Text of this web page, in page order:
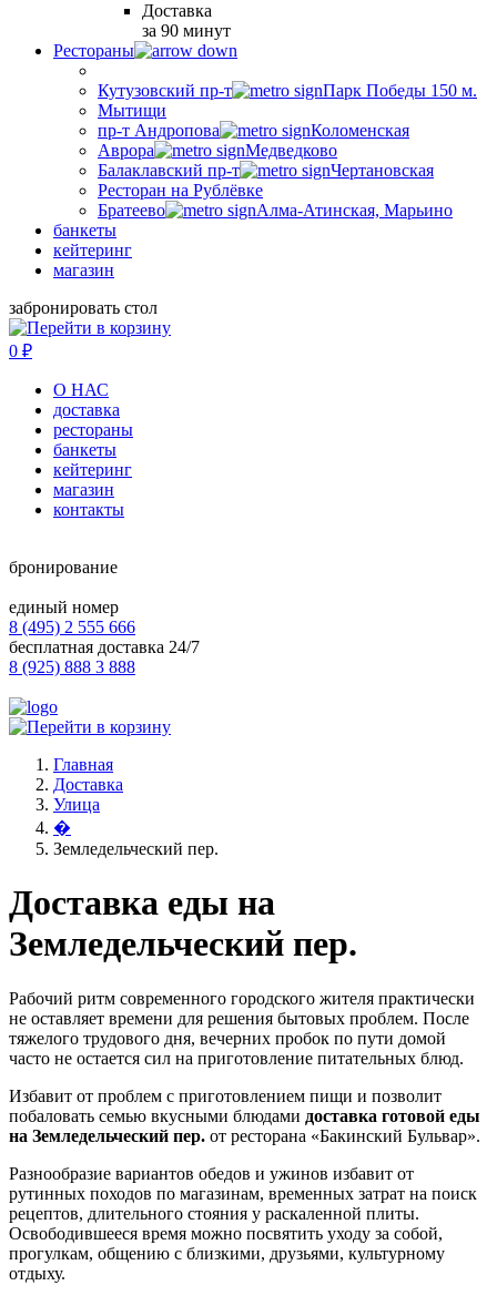
Доставка
за 90 минут
Рестораны
Кутузовский пр-т
Парк Победы 150 м.
Мытищи
пр-т Андропова
Коломенская
Аврора
Медведково
Балаклавский пр-т
Чертановская
Ресторан на Рублёвке
Братеево
Алма-Атинская, Марьино
банкеты
кейтеринг
магазин
забронировать стол
0 ₽
О НАС
доставка
рестораны
банкеты
кейтеринг
магазин
контакты
бронирование
единый номер
8 (495) 2 555 666
бесплатная доставка 24/7
8 (925) 888 3 888
Главная
Доставка
Улица
�
Земледельческий пер.
Доставка еды на
Земледельческий пер.
Рабочий ритм современного городского жителя практически
не оставляет времени для решения бытовых проблем. После
тяжелого трудового дня, вечерних пробок по пути домой
часто не остается сил на приготовление питательных блюд.
Избавит от проблем с приготовлением пищи и позволит
побаловать семью вкусными блюдами доставка готовой еды
на Земледельческий пер. от ресторана «Бакинский Бульвар».
Разнообразие вариантов обедов и ужинов избавит от
рутинных походов по магазинам, временных затрат на поиск
рецептов, длительного стояния у раскаленной плиты.
Освободившееся время можно посвятить уходу за собой,
прогулкам, общению с близкими, друзьями, культурному
отдыху.